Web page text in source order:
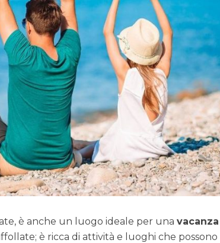
è anche un luogo ideale per una
è ricca di attività e luoghi che possono